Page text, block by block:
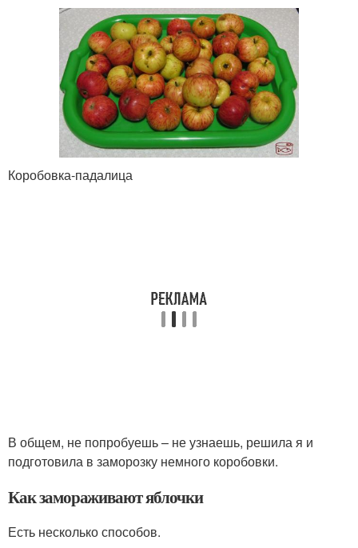
Коробовка-падалица
В общем, не попробуешь – не узнаешь, решила я и
подготовила в заморозку немного коробовки.
Как замораживают яблочки
Есть несколько способов.